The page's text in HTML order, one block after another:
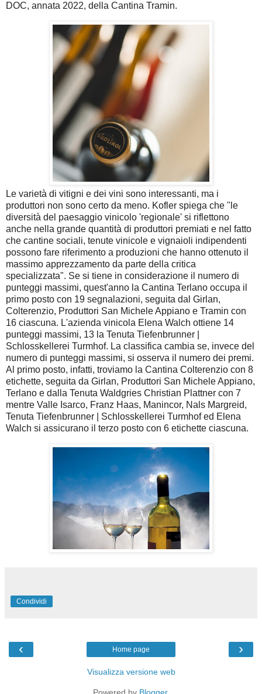
DOC, annata 2022, della Cantina Tramin.
Le varietà di vitigni e dei vini sono interessanti, ma i
produttori non sono certo da meno. Kofler spiega che "le
diversità del paesaggio vinicolo 'regionale' si riflettono
anche nella grande quantità di produttori premiati e nel fatto
che cantine sociali, tenute vinicole e vignaioli indipendenti
possono fare riferimento a produzioni che hanno ottenuto il
massimo apprezzamento da parte della critica
specializzata". Se si tiene in considerazione il numero di
punteggi massimi, quest'anno la Cantina Terlano occupa il
primo posto con 19 segnalazioni, seguita dal Girlan,
Colterenzio, Produttori San Michele Appiano e Tramin con
16 ciascuna. L'azienda vinicola Elena Walch ottiene 14
punteggi massimi, 13 la Tenuta Tiefenbrunner |
Schlosskellerei Turmhof. La classifica cambia se, invece del
numero di punteggi massimi, si osserva il numero dei premi.
Al primo posto, infatti, troviamo la Cantina Colterenzio con 8
etichette, seguita da Girlan, Produttori San Michele Appiano,
Terlano e dalla Tenuta Waldgries Christian Plattner con 7
mentre Valle Isarco, Franz Haas, Manincor, Nals Margreid,
Tenuta Tiefenbrunner | Schlosskellerei Turmhof ed Elena
Walch si assicurano il terzo posto con 6 etichette ciascuna.
Condividi
‹ ›
Home page
Visualizza versione web
Powered by Blogger.